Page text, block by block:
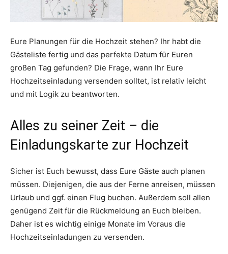
Eure Planungen für die Hochzeit stehen? Ihr habt die
Gästeliste fertig und das perfekte Datum für Euren
großen Tag gefunden? Die Frage, wann Ihr Eure
Hochzeitseinladung versenden solltet, ist relativ leicht
und mit Logik zu beantworten.
Alles zu seiner Zeit – die
Einladungskarte zur Hochzeit
Sicher ist Euch bewusst, dass Eure Gäste auch planen
müssen. Diejenigen, die aus der Ferne anreisen, müssen
Urlaub und ggf. einen Flug buchen. Außerdem soll allen
genügend Zeit für die Rückmeldung an Euch bleiben.
Daher ist es wichtig einige Monate im Voraus die
Hochzeitseinladungen zu versenden.